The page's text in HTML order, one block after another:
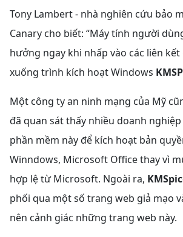
Tony Lambert - nhà nghiên cứu bảo
Canary cho biết: “Máy tính người
hưởng ngay khi nhấp vào các liên kết
xuống trình kích hoạt Windows
Một công ty an ninh mạng của Mỹ
đã quan sát thấy nhiều doanh
phần mềm này để kích hoạt bản
Winndows, Microsoft Office thay vì
hợp lệ từ Microsoft. Ngoài ra,
phối qua một số trang web giả mạo
nên cảnh giác những trang web này.